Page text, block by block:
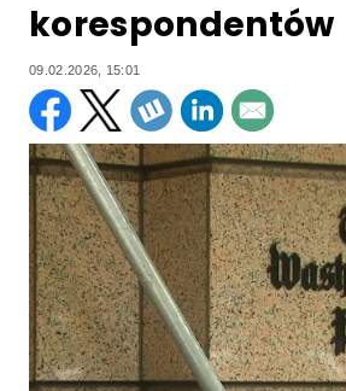
korespondentów
09.02.2026, 15:01